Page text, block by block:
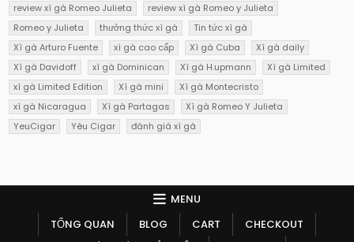
review xì gà Romeo Julieta
review xì gà Romeo y Julieta
Romeo y Julieta
thưởng thức xì gà
Tin tức xì gà
Xì gà Arturo Fuente
xì gà cao cấp Xì gà Cuba
Xì gà daily
Xì gà Davidoff
xì gà Dominican Xì gà H.upmann
Xì gà Limited
xì gà Limited Edition
Xì gà mini
Xì gà Montecristo
xì gà Nicaragua
Xì gà Partagas
Xì gà Romeo Y Julieta
YeuCigar
Yêu Cigar đánh giá xì gà
MENU
TỔNG QUAN
BLOG CART
CHECKOUT